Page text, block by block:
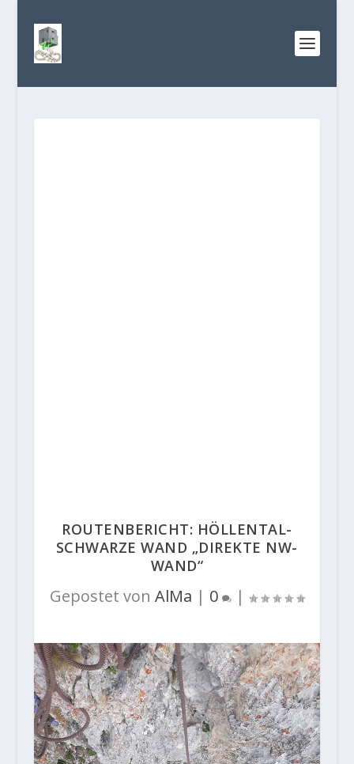
ROUTENBERICHT: HÖLLENTAL-
SCHWARZE WAND „DIREKTE NW-
WAND“
Gepostet von AlMa | 0 |